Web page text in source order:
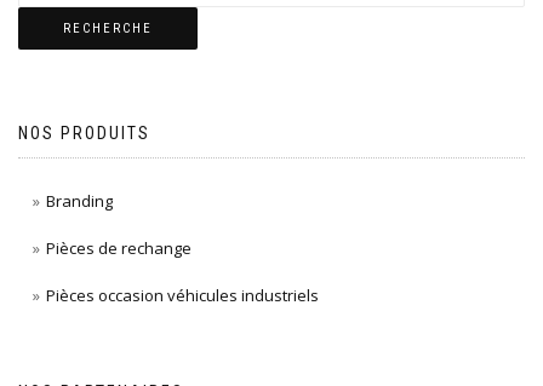
RECHERCHE
NOS PRODUITS
Branding
Pièces de rechange
Pièces occasion véhicules industriels